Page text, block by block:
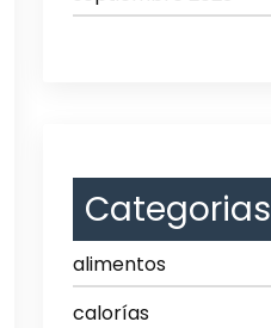
Categorias
alimentos
calorías